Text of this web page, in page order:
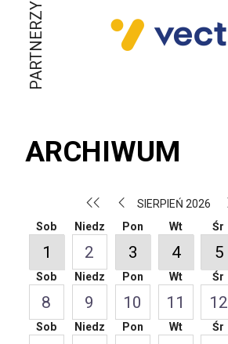
PARTNERZY
ARCHIWUM
SIERPIEŃ 2026
Sob
1
Niedz
2
Pon
3
Wt
4
Śr
5
Sob
8
Niedz
9
Pon
10
Wt
11
Śr
12
Sob Niedz Pon Wt Śr